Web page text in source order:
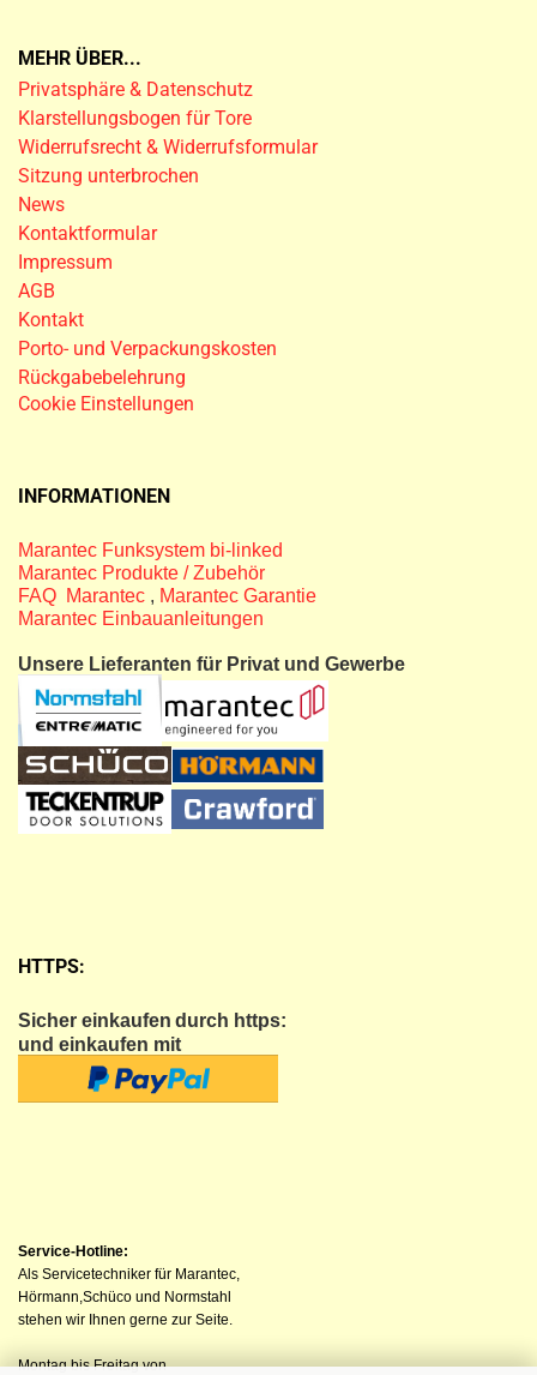
MEHR ÜBER...
Privatsphäre & Datenschutz
Klarstellungsbogen für Tore
Widerrufsrecht & Widerrufsformular
Sitzung unterbrochen
News
Kontaktformular
Impressum
AGB
Kontakt
Porto- und Verpackungskosten
Rückgabebelehrung
Cookie Einstellungen
INFORMATIONEN
Marantec Funksystem bi-linked
Marantec Produkte / Zubehör
FAQ Marantec , Marantec Garantie
Marantec Einbauanleitungen
Unsere Lieferanten für Privat und Gewerbe
HTTPS:
Sicher einkaufen durch https:
und einkaufen mit
Service-Hotline:
Als Servicetechniker für Marantec,
Hörmann,Schüco und Normstahl
stehen wir Ihnen gerne zur Seite.
Montag bis Freitag von